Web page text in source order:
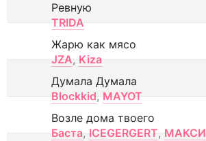
Ревную
TRIDA
Жарю как мясо
JZA, Kiza
Думала Думала
Blockkid, MAYOT
Возле дома твоего
Баста, ICEGERGERT, МАКСИ